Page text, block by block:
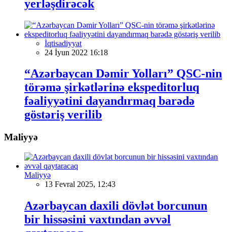
yerləşdirəcək
İqtisadiyyat
24 İyun 2022 16:18
“Azərbaycan Dəmir Yolları” QSС-nin
törəmə şirkətlərinə ekspeditorluq
fəaliyyətini dayandırmaq barədə
göstəriş verilib
Maliyyə
Maliyyə
13 Fevral 2025, 12:43
Azərbaycan daxili dövlət borcunun
bir hissəsini vaxtından əvvəl